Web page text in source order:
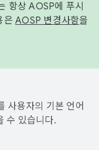
항상 AOSP에 푸시
은 AOSP 변경사항을
사용자의 기본 언어
수 있습니다.